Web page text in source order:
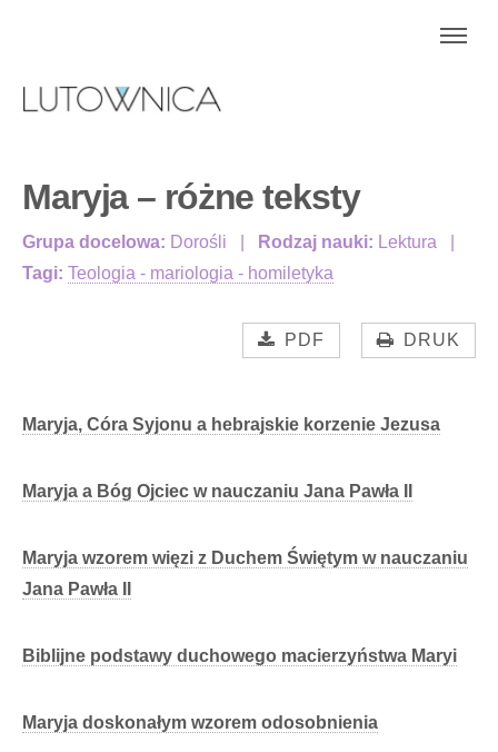
Maryja – różne teksty
Grupa docelowa: Dorośli Rodzaj nauki: Lektura
Tagi: Teologia - mariologia - homiletyka
PDF DRUK
Maryja, Córa Syjonu a hebrajskie korzenie Jezusa
Maryja a Bóg Ojciec w nauczaniu Jana Pawła II
Maryja wzorem więzi z Duchem Świętym w nauczaniu
Jana Pawła II
Biblijne podstawy duchowego macierzyństwa Maryi
Maryja doskonałym wzorem odosobnienia